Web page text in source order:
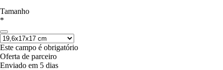
Tamanho
*
Este campo é obrigatório
Oferta de parceiro
Enviado em 5 dias